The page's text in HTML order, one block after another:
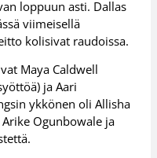
loppuun asti. Dallas
viimeisellä
kolisivat raudoissa.
Maya Caldwell
ja Aari
ykkönen oli Allisha
Ogunbowale ja